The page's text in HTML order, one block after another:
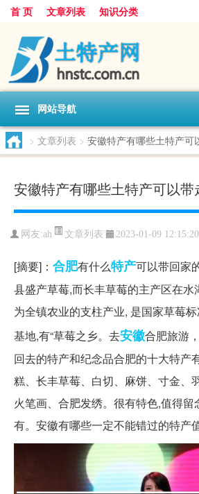
首 页 文章列表 知识分类
网站导航
> 文章列表 > 安徽特产有哪些土特产可
安徽特产有哪些土特产可以带
网友:ah 文章列表 2023-01-09 12:15:20
[摘要]： 合肥有什么特产可以带回家
县盛产草莓,而长丰草莓的主产区在
为全镇农业的支柱产业, 是国家草莓
基地,有“草莓之乡。去安徽合肥旅游
回去的特产和纪念品合肥的十大特产
糕、长丰草莓、白切、麻饼、寸金、
火笔画、合肥发绣。很有特色,值得
有。安徽有哪些一定不能错过的特产